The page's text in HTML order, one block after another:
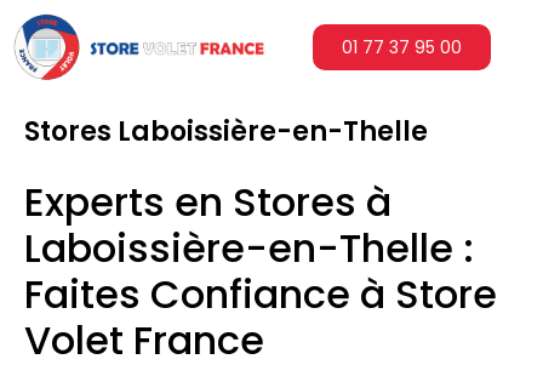
01 77 37 95 00
Stores Laboissière-en-Thelle
Experts en Stores à
Laboissière-en-Thelle :
Faites Confiance à Store
Volet France